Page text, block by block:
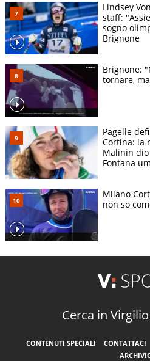
Lindsey
staff:
sogno
Brignone
Brignone:
tornare,
Pagelle
Cortina: la
Malinin
Fontana
Milano
non so
Cerca in
CONTENUTI SPECIALI CONTATTACI